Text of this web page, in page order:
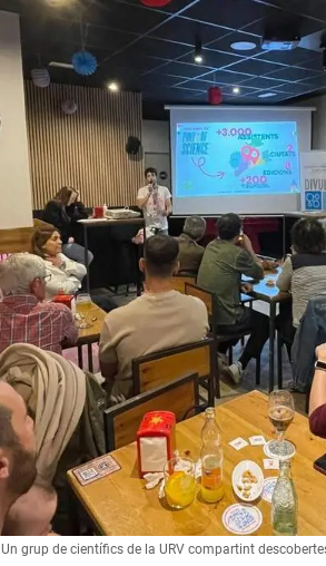
Un grup de científics de la URV compartint